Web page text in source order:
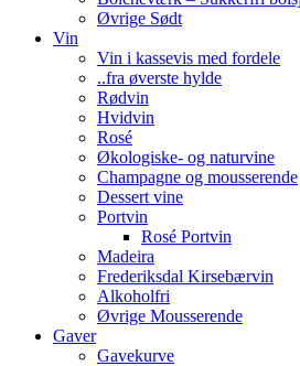
Øvrige Sødt
Vin
Vin i kassevis med fordele
..fra øverste hylde
Rødvin
Hvidvin
Rosé
Økologiske- og naturvine
Champagne og mousserende
Dessert vine
Portvin
Rosé Portvin
Madeira
Frederiksdal Kirsebærvin
Alkoholfri
Øvrige Mousserende
Gaver
Gavekurve